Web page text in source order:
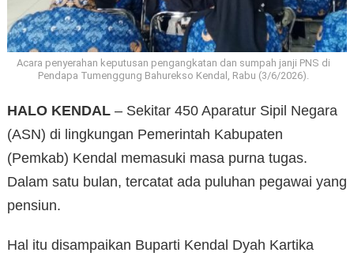
Acara penyerahan keputusan pengangkatan dan sumpah janji PNS di
Pendapa Tumenggung Bahurekso Kendal, Rabu (3/6/2026).
HALO KENDAL – Sekitar 450 Aparatur Sipil Negara
(ASN) di lingkungan Pemerintah Kabupaten
(Pemkab) Kendal memasuki masa purna tugas.
Dalam satu bulan, tercatat ada puluhan pegawai yang
pensiun.
Hal itu disampaikan Buparti Kendal Dyah Kartika